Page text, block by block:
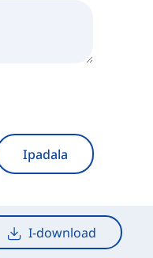
Ipadala
I-download